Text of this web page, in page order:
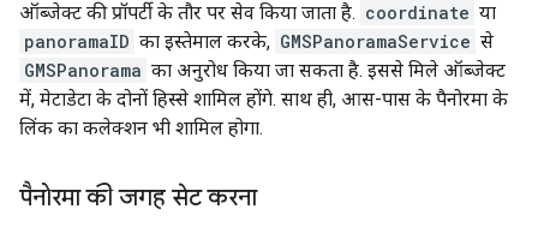
ऑब्जेक्ट की प्रॉपर्टी के तौर पर सेव किया जाता है. coordinate या
panoramaID का इस्तेमाल करके, GMSPanoramaService से
GMSPanorama का अनुरोध किया जा सकता है. इससे मिले ऑब्जेक्ट
में, मेटाडेटा के दोनों हिस्से शामिल होंगे. साथ ही, आस-पास के पैनोरमा के
लिंक का कलेक्शन भी शामिल होगा.
पैनोरमा की जगह सेट करना